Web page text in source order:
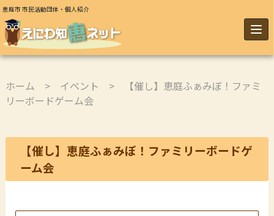
恵庭市 市民活動団体・個人紹介
ホーム > イベント > 【催し】恵庭ふぁみぼ！ファミ
リーボードゲーム会
【催し】恵庭ふぁみぼ！ファミリーボードゲ
ーム会